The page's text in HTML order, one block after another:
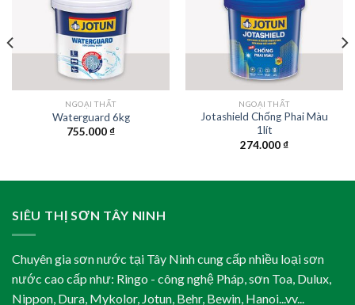
NGOẠI THẤT
Waterguard 6kg
755.000₫
NGOẠI THẤT
Jotashield Chống Phai Màu
1lít
274.000₫
SIÊU THỊ SƠN TÂY NINH
Chuyên gia sơn nước tại Tây Ninh cung cấp nhiều loại sơn
nước cao cấp như: Ringo - công nghệ Pháp, sơn Toa, Dulux,
Nippon, Dura, Mykolor, Jotun, Behr, Bewin, Hanoi...vv...